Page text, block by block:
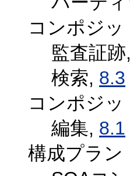
コンポジ
監査証跡,
検索, 8.3
コンポジッ
編集, 8.1
構成プラン